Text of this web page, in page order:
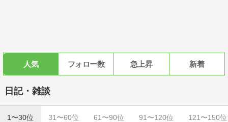
人気 フォロー数 急上昇 新着
日記・雑談
1〜30位 31〜60位 61〜90位 91〜120位 121〜150位